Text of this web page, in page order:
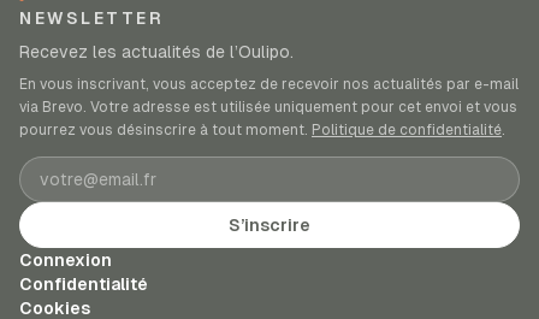
NEWSLETTER
Recevez les actualités de l’Oulipo.
En vous inscrivant, vous acceptez de recevoir nos actualités par e-mail
via Brevo. Votre adresse est utilisée uniquement pour cet envoi et vous
pourrez vous désinscrire à tout moment. Politique de confidentialité.
Adresse e-mail
S’inscrire
Connexion
Confidentialité
Cookies